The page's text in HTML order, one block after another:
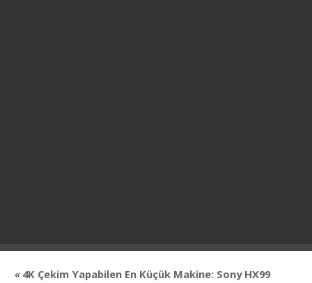
«4K Çekim Yapabilen En Küçük Makine: Sony HX99